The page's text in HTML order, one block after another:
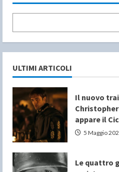
ULTIMI ARTICOLI
Il nuovo
appare il
5 Maggio
Le quattro